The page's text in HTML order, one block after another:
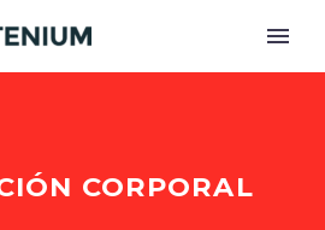
CORPORAL